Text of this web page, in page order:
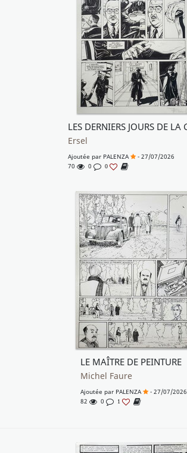
Ersel
Ajoutée par PALENZA
- 27/07/2026
70
0 0
LE MAÎTRE DE PEINTURE
Michel Faure
Ajoutée par PALENZA
- 27/07/2026
82
0 1